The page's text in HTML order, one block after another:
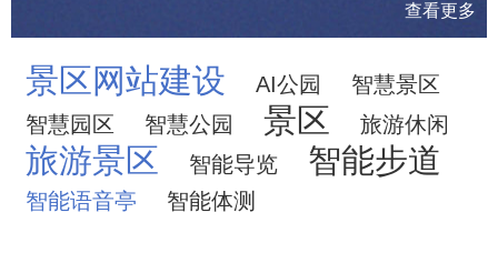
查看更多
景区网站建设 AI公园
智慧景区
智慧园区
智慧公园 景区 旅游休闲
旅游景区 智能导览 智能步道
智能语音亭 智能体测